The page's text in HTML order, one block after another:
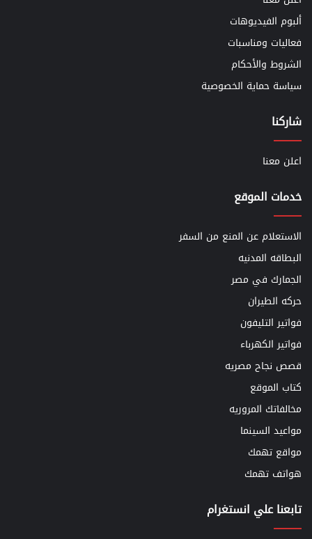
ألبوم الفيديوهات
فعاليات ومناسبات
الشروط والأحكام
سياسة حماية الخصوصية
شاركنا
اعلن معنا
خدمات الموقع
الاستعلام عن المنع من السفر
البطاقه المدنيه
الجمارك في مصر
حركه الطيران
فواتير التليفون
فواتير الكهرباء
قصص نجاح مصريه
كتاب الموقع
مخالفاتك المروريه
مواعيد السينما
مواقع تهمك
هواتف تهمك
تابعنا علي انستغرام